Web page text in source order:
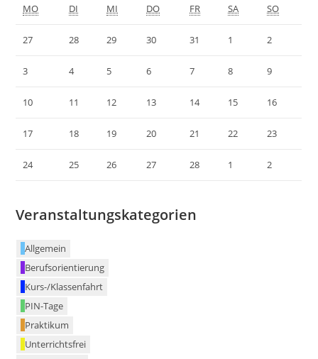
MO DI MI DO FR SA SO
27 28 29 30 31 1 2
3 4 5 6 7 8 9
10 11 12 13 14 15 16
17 18 19 20 21 22 23
24 25 26 27 28 1 2
Veranstaltungskategorien
Allgemein
Berufsorientierung
Kurs-/Klassenfahrt
PIN-Tage
Praktikum
Unterrichtsfrei